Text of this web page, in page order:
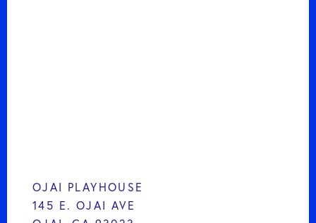
OJAI PLAYHOUSE
145 E. OJAI AVE